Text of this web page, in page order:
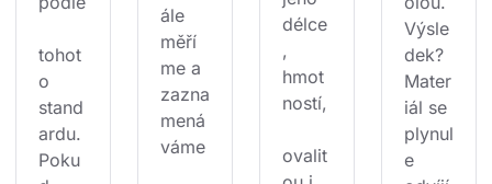
tohot
o
stand
ardu.
Poku
ále
měří
me a
zazna
mená
váme
délce
,
hmot
ností,
ovalit
Výsle
dek?
Mater
iál se
plynul
e